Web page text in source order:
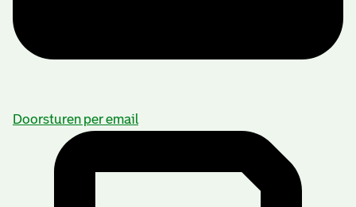
Doorsturen per email